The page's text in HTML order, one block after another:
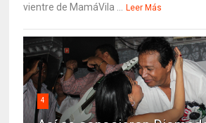
vientre de MamáVila ...
Leer Más
4